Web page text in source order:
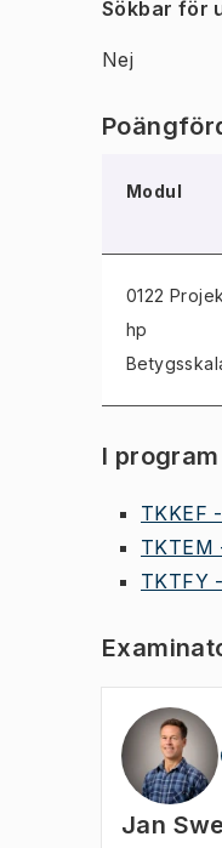
Sökbar för
Nej
Modul
0122
hp
I program
TKKEF
TKTEM
TKTFY
Jan